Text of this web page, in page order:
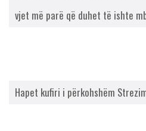
vjet më parë që duhet të ishte
Hapet kufiri i përkohshëm